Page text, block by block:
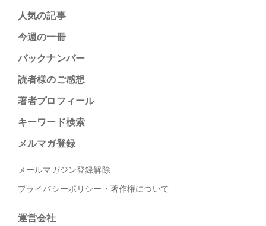
人気の記事
今週の一冊
バックナンバー
読者様のご感想
著者プロフィール
キーワード検索
メルマガ登録
メールマガジン登録解除
プライバシーポリシー・著作権について
運営会社